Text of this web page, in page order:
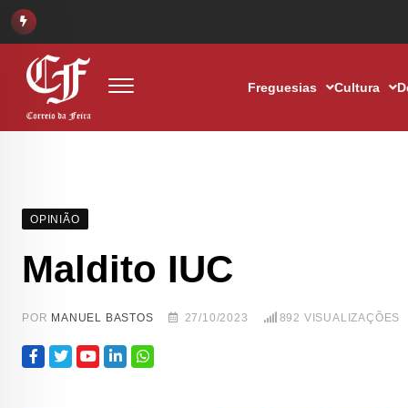
Freguesias Cultura
OPINIÃO
Maldito IUC
POR MANUEL BASTOS 27/10/2023 892 VISUALIZAÇÕES